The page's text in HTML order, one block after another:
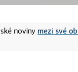
noviny mezi své